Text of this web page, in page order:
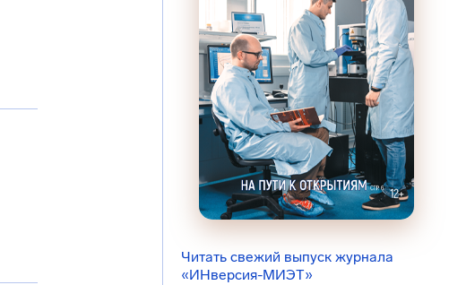
Читать свежий выпуск журнала
«ИНверсия-МИЭТ»